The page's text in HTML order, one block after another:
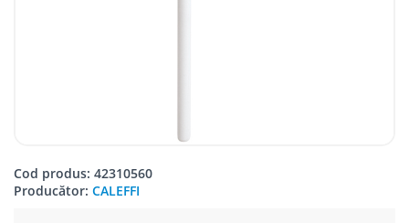
Cod produs: 42310560
Producător: CALEFFI